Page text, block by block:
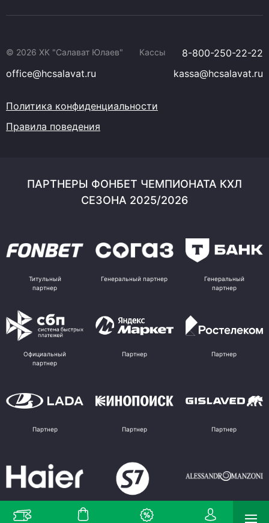
© 2026 ХК "Салават Юлаев" Кассы
8-800-250-22-22
office@hcsalavat.ru
kassa@hcsalavat.ru
Политика конфиденциальности
Правила поведения
ПАРТНЕРЫ ФОНБЕТ ЧЕМПИОНАТА КХЛ
СЕЗОНА 2025/2026
Титульный
партнер
Генеральный партнер
Генеральный
партнер
Официальный
партнер
Партнер Партнер
Партнер Партнер Партнер